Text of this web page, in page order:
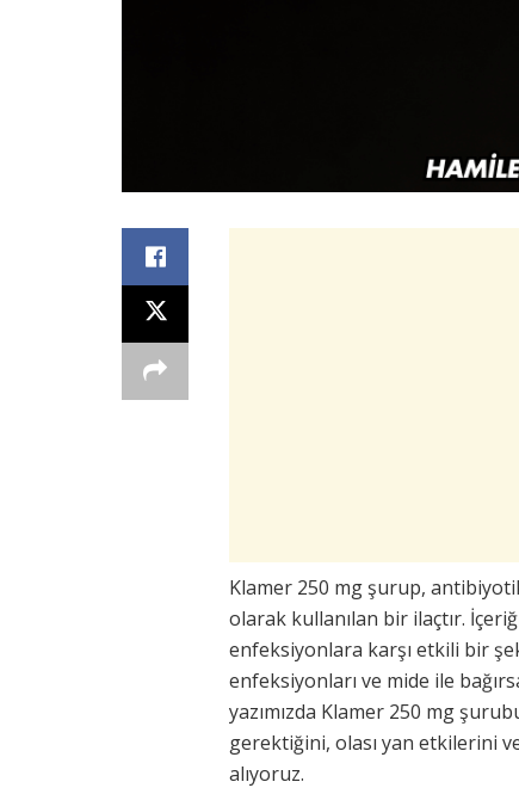
Klamer 250 mg şurup,
olarak kullanılan bir ilaçtır.
enfeksiyonlara karşı etkili bir
enfeksiyonları ve mide ile
yazımızda Klamer 250 mg
gerektiğini, olası yan etkilerini
alıyoruz.